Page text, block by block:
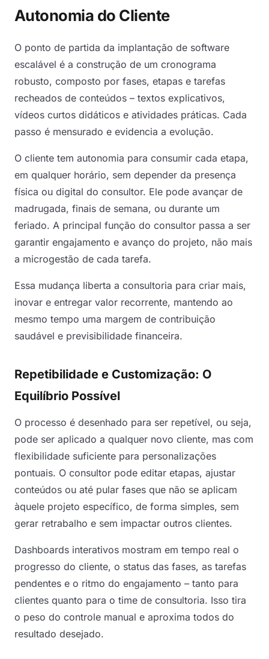
Autonomia do Cliente
O ponto de partida da implantação de software
escalável é a construção de um cronograma
robusto, composto por fases, etapas e tarefas
recheados de conteúdos – textos explicativos,
vídeos curtos didáticos e atividades práticas. Cada
passo é mensurado e evidencia a evolução.
O cliente tem autonomia para consumir cada etapa,
em qualquer horário, sem depender da presença
física ou digital do consultor. Ele pode avançar de
madrugada, finais de semana, ou durante um
feriado. A principal função do consultor passa a ser
garantir engajamento e avanço do projeto, não mais
a microgestão de cada tarefa.
Essa mudança liberta a consultoria para criar mais,
inovar e entregar valor recorrente, mantendo ao
mesmo tempo uma margem de contribuição
saudável e previsibilidade financeira.
Repetibilidade e Customização: O
Equilíbrio Possível
O processo é desenhado para ser repetível, ou seja,
pode ser aplicado a qualquer novo cliente, mas com
flexibilidade suficiente para personalizações
pontuais. O consultor pode editar etapas, ajustar
conteúdos ou até pular fases que não se aplicam
àquele projeto específico, de forma simples, sem
gerar retrabalho e sem impactar outros clientes.
Dashboards interativos mostram em tempo real o
progresso do cliente, o status das fases, as tarefas
pendentes e o ritmo do engajamento – tanto para
clientes quanto para o time de consultoria. Isso tira
o peso do controle manual e aproxima todos do
resultado desejado.